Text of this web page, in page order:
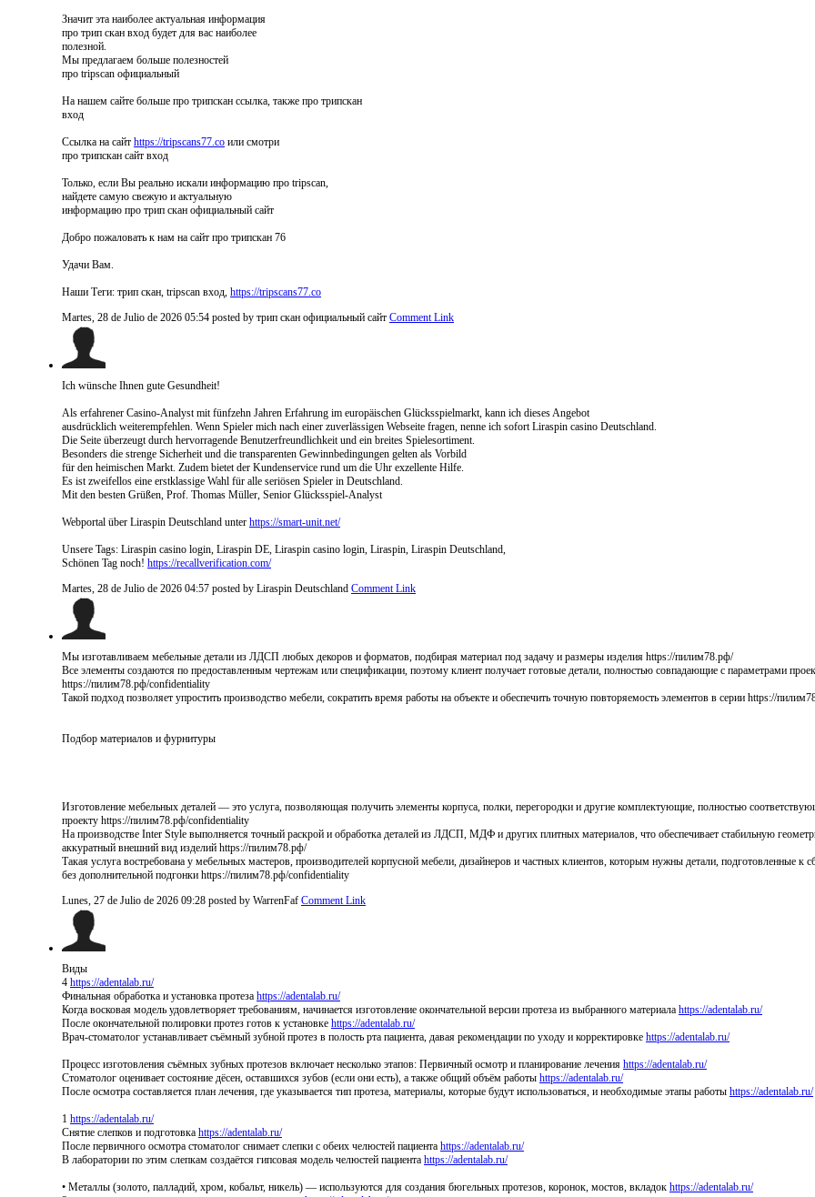
Значит эта наиболее актуальная информация
про трип скан вход будет для вас наиболее
полезной.
Мы предлагаем больше полезностей
про tripscan официальный
На нашем сайте больше про трипскан ссылка, также про трипскан
вход
Ссылка на сайт https://tripscans77.co или смотри
про трипскан сайт вход
Только, если Вы реально искали информацию про tripscan,
найдете самую свежую и актуальную
информацию про трип скан официальный сайт
Добро пожаловать к нам на сайт про трипскан 76
Удачи Вам.
Наши Теги: трип скан, tripscan вход, https://tripscans77.co
Martes, 28 de Julio de 2026 05:54 posted by трип скан официальный сайт Comment Link
Ich wünsche Ihnen gute Gesundheit!
Als erfahrener Casino-Analyst mit fünfzehn Jahren Erfahrung im europäischen Glücksspielmarkt, kann ich dieses Angebot
ausdrücklich weiterempfehlen. Wenn Spieler mich nach einer zuverlässigen Webseite fragen, nenne ich sofort Liraspin casino Deutschland.
Die Seite überzeugt durch hervorragende Benutzerfreundlichkeit und ein breites Spielesortiment.
Besonders die strenge Sicherheit und die transparenten Gewinnbedingungen gelten als Vorbild
für den heimischen Markt. Zudem bietet der Kundenservice rund um die Uhr exzellente Hilfe.
Es ist zweifellos eine erstklassige Wahl für alle seriösen Spieler in Deutschland.
Mit den besten Grüßen, Prof. Thomas Müller, Senior Glücksspiel-Analyst
Webportal über Liraspin Deutschland unter https://smart-unit.net/
Unsere Tags: Liraspin casino login, Liraspin DE, Liraspin casino login, Liraspin, Liraspin Deutschland,
Schönen Tag noch! https://recallverification.com/
Martes, 28 de Julio de 2026 04:57 posted by Liraspin Deutschland Comment Link
Мы изготавливаем мебельные детали из ЛДСП любых декоров и форматов, подбирая материал под задачу и размеры изделия https://пилим78.рф/
Все элементы создаются по предоставленным чертежам или спецификации, поэтому клиент получает готовые детали, полностью совпадающие с параметрами
https://пилим78.рф/confidentiality
Такой подход позволяет упростить производство мебели, сократить время работы на объекте и обеспечить точную повторяемость элементов в серии https://
Подбор материалов и фурнитуры
Изготовление мебельных деталей — это услуга, позволяющая получить элементы корпуса, полки, перегородки и другие комплектующие, полностью
проекту https://пилим78.рф/confidentiality
На производстве Inter Style выполняется точный раскрой и обработка деталей из ЛДСП, МДФ и других плитных материалов, что обеспечивает стабильную
аккуратный внешний вид изделий https://пилим78.рф/
Такая услуга востребована у мебельных мастеров, производителей корпусной мебели, дизайнеров и частных клиентов, которым нужны детали, подготовленные к
без дополнительной подгонки https://пилим78.рф/confidentiality
Lunes, 27 de Julio de 2026 09:28 posted by WarrenFaf Comment Link
Виды
4 https://adentalab.ru/
Финальная обработка и установка протеза https://adentalab.ru/
Когда восковая модель удовлетворяет требованиям, начинается изготовление окончательной версии протеза из выбранного материала https://adentalab.ru/
После окончательной полировки протез готов к установке https://adentalab.ru/
Врач-стоматолог устанавливает съёмный зубной протез в полость рта пациента, давая рекомендации по уходу и корректировке https://adentalab.ru/
Процесс изготовления съёмных зубных протезов включает несколько этапов: Первичный осмотр и планирование лечения https://adentalab.ru/
Стоматолог оценивает состояние дёсен, оставшихся зубов (если они есть), а также общий объём работы https://adentalab.ru/
После осмотра составляется план лечения, где указывается тип протеза, материалы, которые будут использоваться, и необходимые этапы работы https://adentalab.ru/
1 https://adentalab.ru/
Снятие слепков и подготовка https://adentalab.ru/
После первичного осмотра стоматолог снимает слепки с обеих челюстей пациента https://adentalab.ru/
В лаборатории по этим слепкам создаётся гипсовая модель челюстей пациента https://adentalab.ru/
• Металлы (золото, палладий, хром, кобальт, никель) — используются для создания бюгельных протезов, коронок, мостов, вкладок https://adentalab.ru/